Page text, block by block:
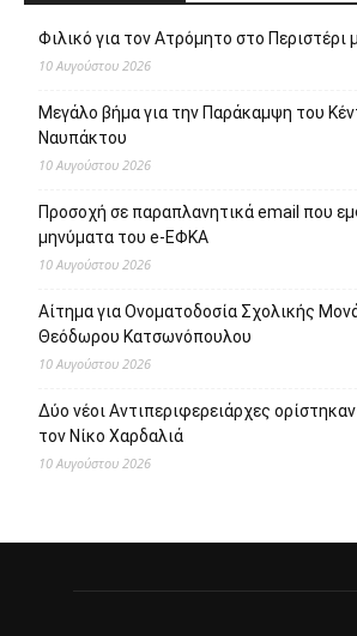
Φιλικό για τον Ατρόμητο στο Περιστέρι
10 Αυγούστου 2026
Μεγάλο βήμα για την Παράκαμψη του
Ναυπάκτου
10 Αυγούστου 2026
Προσοχή σε παραπλανητικά email που
μηνύματα του e-ΕΦΚΑ
10 Αυγούστου 2026
Αίτημα για Ονοματοδοσία Σχολικής
Θεόδωρου Κατσωνόπουλου
10 Αυγούστου 2026
Δύο νέοι Αντιπεριφερειάρχες
τον Νίκο Χαρδαλιά
10 Αυγούστου 2026